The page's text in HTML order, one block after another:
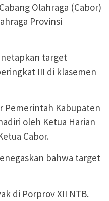
Olahraga (Cabor)
Provinsi
target
III di klasemen
Pemerintah Kabupaten
oleh Ketua Harian
Cabor.
bahwa target
di Porprov XII NTB.